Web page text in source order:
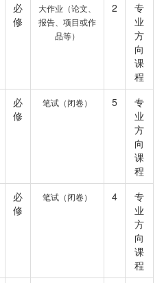
必
修
大作业（论文、
报告、项目或作
品等）
2
专
业
方
向
课
程
必
修
笔试（闭卷） 5
专
业
方
向
课
程
必
修
笔试（闭卷） 4
专
业
方
向
课
程